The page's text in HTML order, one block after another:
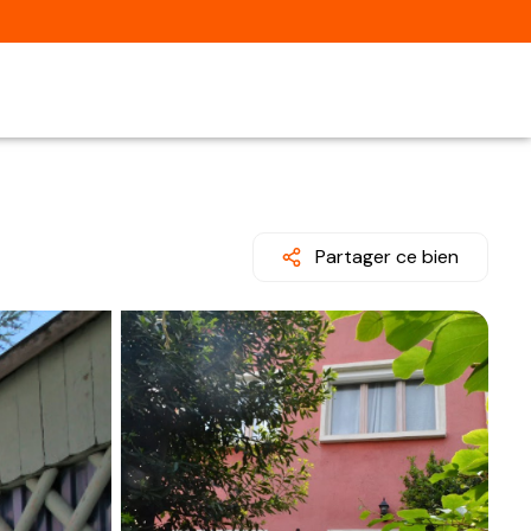
Partager ce bien